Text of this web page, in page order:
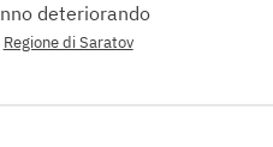
deteriorando
Regione di Saratov